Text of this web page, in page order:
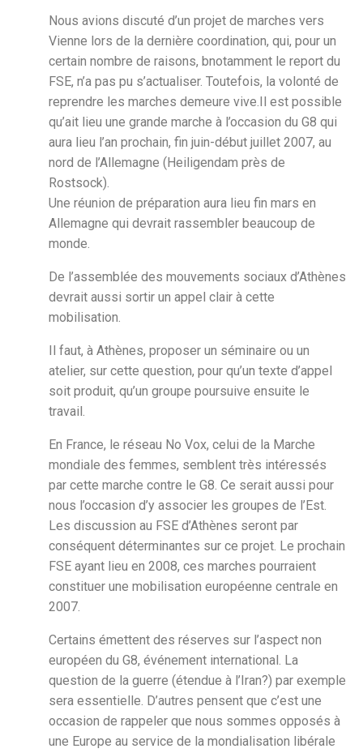
Nous avions discuté d’un projet de marches vers
Vienne lors de la dernière coordination, qui, pour un
certain nombre de raisons, bnotamment le report du
FSE, n’a pas pu s’actualiser. Toutefois, la volonté de
reprendre les marches demeure vive.Il est possible
qu’ait lieu une grande marche à l’occasion du G8 qui
aura lieu l’an prochain, fin juin-début juillet 2007, au
nord de l’Allemagne (Heiligendam près de
Rostsock).
Une réunion de préparation aura lieu fin mars en
Allemagne qui devrait rassembler beaucoup de
monde.
De l’assemblée des mouvements sociaux d’Athènes
devrait aussi sortir un appel clair à cette
mobilisation.
Il faut, à Athènes, proposer un séminaire ou un
atelier, sur cette question, pour qu’un texte d’appel
soit produit, qu’un groupe poursuive ensuite le
travail.
En France, le réseau No Vox, celui de la Marche
mondiale des femmes, semblent très intéressés
par cette marche contre le G8. Ce serait aussi pour
nous l’occasion d’y associer les groupes de l’Est.
Les discussion au FSE d’Athènes seront par
conséquent déterminantes sur ce projet. Le prochain
FSE ayant lieu en 2008, ces marches pourraient
constituer une mobilisation européenne centrale en
2007.
Certains émettent des réserves sur l’aspect non
européen du G8, événement international. La
question de la guerre (étendue à l’Iran?) par exemple
sera essentielle. D’autres pensent que c’est une
occasion de rappeler que nous sommes opposés à
une Europe au service de la mondialisation libérale